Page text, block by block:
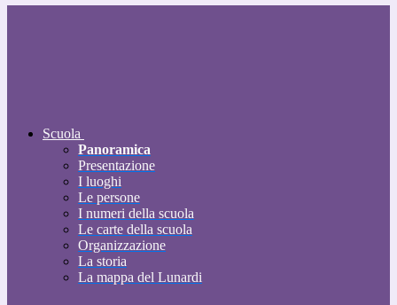
Scuola
Panoramica
Presentazione
I luoghi
Le persone
I numeri della scuola
Le carte della scuola
Organizzazione
La storia
La mappa del Lunardi